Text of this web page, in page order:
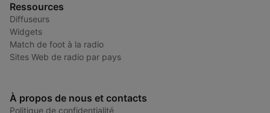
Ressources
Diffuseurs
Widgets
Match de foot à la radio
Sites Web de radio par pays
À propos de nous et contacts
Politique de confidentialité